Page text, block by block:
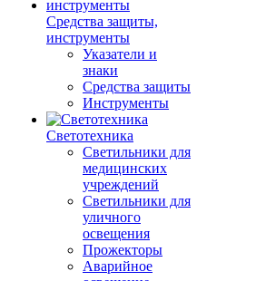
Средства защиты,
инструменты
Указатели и
знаки
Средства защиты
Инструменты
Светотехника
Светильники для
медицинских
учреждений
Светильники для
уличного
освещения
Прожекторы
Аварийное